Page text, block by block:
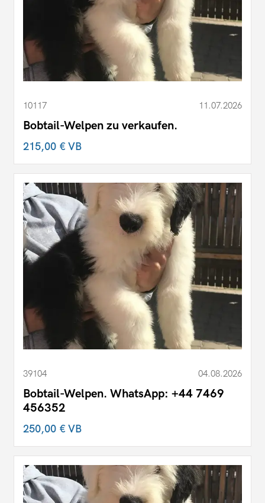
10117 11.07.2026
Bobtail-Welpen zu verkaufen.
215,00 €VB
39104 04.08.2026
Bobtail-Welpen. WhatsApp: +44 7469
456352
250,00 €VB